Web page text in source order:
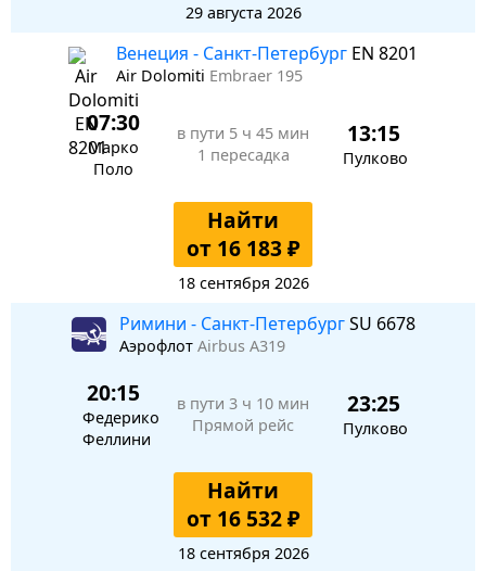
29 августа 2026
Венеция - Санкт-Петербург EN 8201
Air Dolomiti Embraer 195
07:30
Марко
Поло
в пути 5 ч 45 мин
1 пересадка
13:15
Пулково
Найти
от 16 183 ₽
18 сентября 2026
Римини - Санкт-ПетербургSU 6678
Аэрофлот Airbus A319
20:15
Федерико
Феллини
в пути 3 ч 10 мин
Прямой рейс
23:25
Пулково
Найти
от 16 532 ₽
18 сентября 2026